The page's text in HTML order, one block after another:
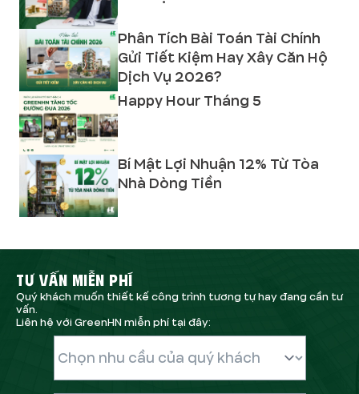
Phân Tích Bài Toán Tài Chính
Gửi Tiết Kiệm Hay Xây Căn Hộ
Dịch Vụ 2026?
Happy Hour Tháng 5
Bí Mật Lợi Nhuận 12% Từ Tòa
Nhà Dòng Tiền
TƯ VẤN MIỄN PHÍ
Quý khách muốn thiết kế công trình tương tự hay đang cần tư
vấn.
Liên hệ với GreenHN miễn phí tại đây: